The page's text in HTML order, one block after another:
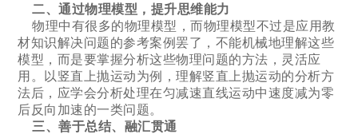
二、通过物理模型，提升思维能力
物理中有很多的物理模型，而物理模型不过是应用教
材知识解决问题的参考案例罢了，不能机械地理解这些
模型，而是要掌握分析这些物理问题的方法，灵活应
用。以竖直上抛运动为例，理解竖直上抛运动的分析方
法后，应学会分析处理在匀减速直线运动中速度减为零
后反向加速的一类问题。
三、善于总结、融汇贯通